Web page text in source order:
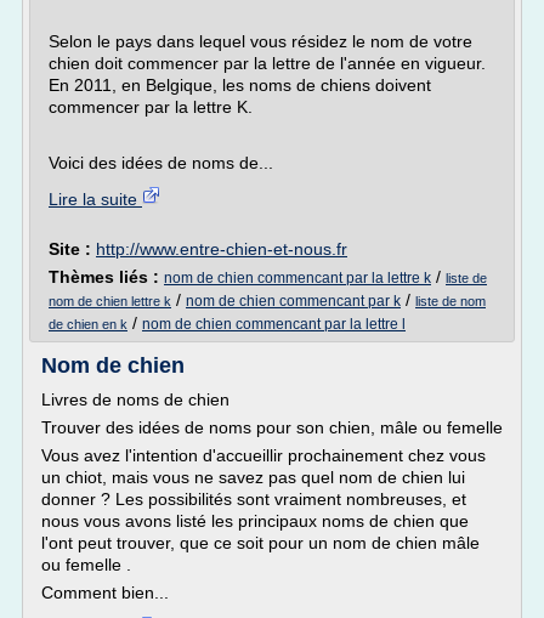
Selon le pays dans lequel vous résidez le nom de votre
chien doit commencer par la lettre de l'année en vigueur.
En 2011, en Belgique, les noms de chiens doivent
commencer par la lettre K.
Voici des idées de noms de...
Lire la suite
Site : http://www.entre-chien-et-nous.fr
Thèmes liés : nom de chien commencant par la lettre k / liste de
nom de chien lettre k / nom de chien commencant par k / liste de nom
de chien en k / nom de chien commencant par la lettre l
Nom de chien
Livres de noms de chien
Trouver des idées de noms pour son chien, mâle ou femelle
Vous avez l'intention d'accueillir prochainement chez vous
un chiot, mais vous ne savez pas quel nom de chien lui
donner ? Les possibilités sont vraiment nombreuses, et
nous vous avons listé les principaux noms de chien que
l'ont peut trouver, que ce soit pour un nom de chien mâle
ou femelle .
Comment bien...